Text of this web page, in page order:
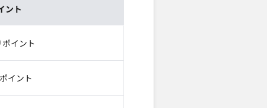
ント
ポイント
ポイント